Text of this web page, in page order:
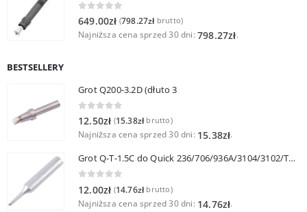
649.00zł (798.27złbrutto)
Najniższa cena sprzed 30 dni: 798.27zł.
BESTSELLERY
Grot Q200-3.2D (dłuto 3
0out of 5
12.50zł (15.38złbrutto)
Najniższa cena sprzed 30 dni: 15.38zł.
Grot Q-T-1.5C do Quick 236/706/936A/3104/3102/TS1100
12.00zł (14.76złbrutto)
Najniższa cena sprzed 30 dni: 14.76zł.